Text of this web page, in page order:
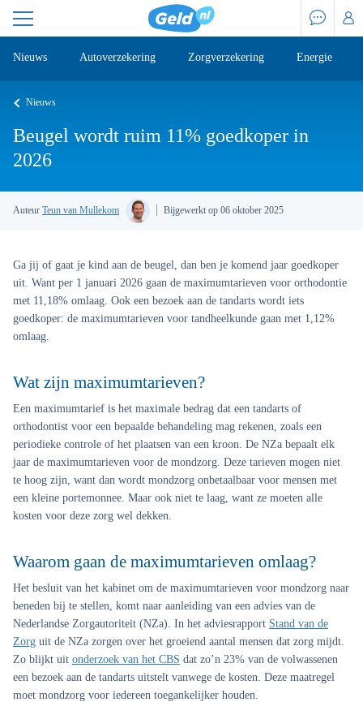
Nieuws Autoverzekering Zorgverzekering Energie
Nieuws
Beugel wordt ruim 11% goedkoper in
2026
Auteur Teun van Mullekom Bijgewerkt op 06 oktober 2025
Ga jij of gaat je kind aan de beugel, dan ben je komend jaar goedkoper
uit. Want per 1 januari 2026 gaan de maximumtarieven voor orthodontie
met 11,18% omlaag. Ook een bezoek aan de tandarts wordt iets
goedkoper: de maximumtarieven voor tandheelkunde gaan met 1,12%
omlaag.
Wat zijn maximumtarieven?
Een maximumtarief is het maximale bedrag dat een tandarts of
orthodontist voor een bepaalde behandeling mag rekenen, zoals een
periodieke controle of het plaatsen van een kroon. De NZa bepaalt elk
jaar de maximumtarieven voor de mondzorg. Deze tarieven mogen niet
te hoog zijn, want dan wordt mondzorg onbetaalbaar voor mensen met
een kleine portemonnee. Maar ook niet te laag, want ze moeten alle
kosten voor deze zorg wel dekken.
Waarom gaan de maximumtarieven omlaag?
Het besluit van het kabinet om de maximumtarieven voor mondzorg naar
beneden bij te stellen, komt naar aanleiding van een advies van de
Nederlandse Zorgautoriteit (NZa). In het adviesrapport Stand van de
Zorg uit de NZa zorgen over het groeiend aantal mensen dat zorg mijdt.
Zo blijkt uit onderzoek van het CBS dat zo’n 23% van de volwassenen
een bezoek aan de tandarts uitstelt vanwege de kosten. Deze maatregel
moet mondzorg voor iedereen toegankelijker houden.